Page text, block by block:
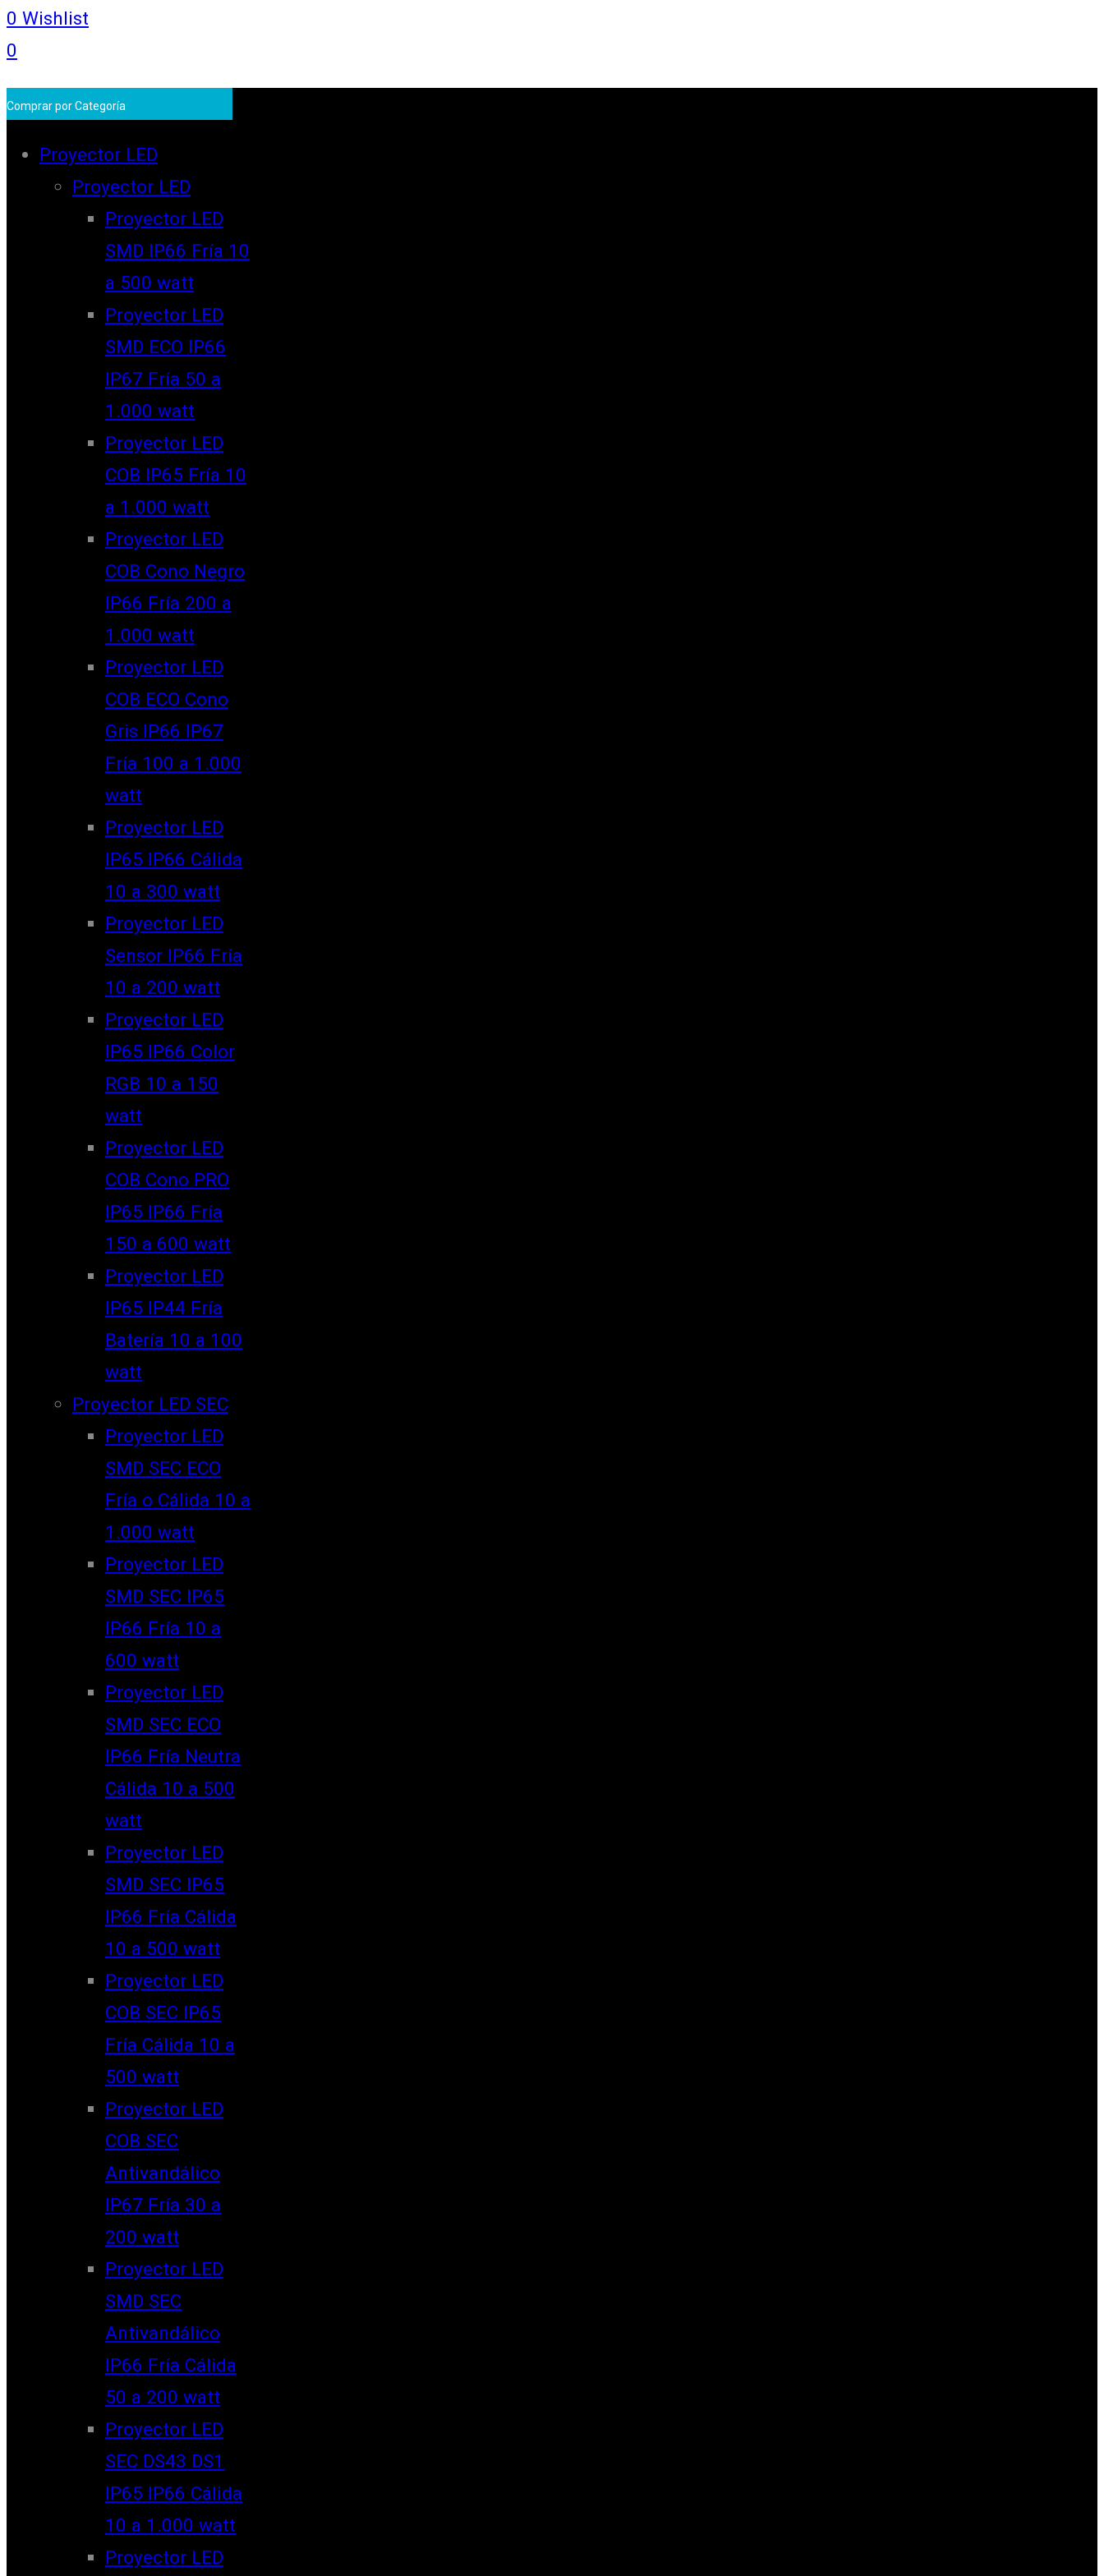
0 Wishlist
0
Comprar por Categoría
Proyector LED
Proyector LED
Proyector LED
SMD IP66 Fría 10
a 500 watt
Proyector LED
SMD ECO IP66
IP67 Fría 50 a
1.000 watt
Proyector LED
COB IP65 Fría 10
a 1.000 watt
Proyector LED
COB Cono Negro
IP66 Fría 200 a
1.000 watt
Proyector LED
COB ECO Cono
Gris IP66 IP67
Fría 100 a 1.000
watt
Proyector LED
IP65 IP66 Cálida
10 a 300 watt
Proyector LED
Sensor IP66 Fría
10 a 200 watt
Proyector LED
IP65 IP66 Color
RGB 10 a 150
watt
Proyector LED
COB Cono PRO
IP65 IP66 Fría
150 a 600 watt
Proyector LED
IP65 IP44 Fría
Batería 10 a 100
watt
Proyector LED SEC
Proyector LED
SMD SEC ECO
Fría o Cálida 10 a
1.000 watt
Proyector LED
SMD SEC IP65
IP66 Fría 10 a
600 watt
Proyector LED
SMD SEC ECO
IP66 Fría Neutra
Cálida 10 a 500
watt
Proyector LED
SMD SEC IP65
IP66 Fría Cálida
10 a 500 watt
Proyector LED
COB SEC IP65
Fría Cálida 10 a
500 watt
Proyector LED
COB SEC
Antivandálico
IP67 Fría 30 a
200 watt
Proyector LED
SMD SEC
Antivandálico
IP66 Fría Cálida
50 a 200 watt
Proyector LED
SEC DS43 DS1
IP65 IP66 Cálida
10 a 1.000 watt
Proyector LED